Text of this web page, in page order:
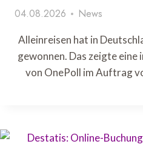
04.08.2026 News
Alleinreisen hat in
gewonnen. Das zeigte
von OnePoll im Auftrag